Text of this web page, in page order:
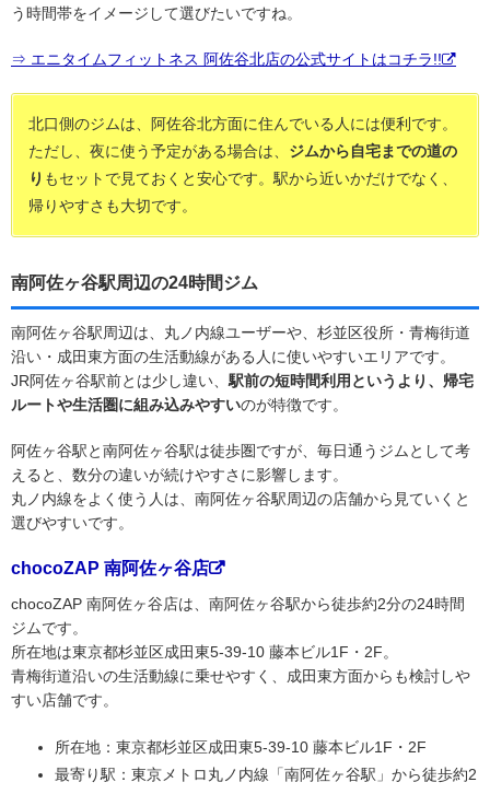
う時間帯をイメージして選びたいですね。
⇒ エニタイムフィットネス 阿佐谷北店の公式サイトはコチラ!!
北口側のジムは、阿佐谷北方面に住んでいる人には便利です。
ただし、夜に使う予定がある場合は、 ジムから自宅までの道の
り もセットで見ておくと安心です。駅から近いかだけでなく、
帰りやすさも大切です。
南阿佐ヶ谷駅周辺の24時間ジム
南阿佐ヶ谷駅周辺は、丸ノ内線ユーザーや、杉並区役所・青梅街道
沿い・成田東方面の生活動線がある人に使いやすいエリアです。
JR阿佐ヶ谷駅前とは少し違い、駅前の短時間利用というより、帰宅
ルートや生活圏に組み込みやすいのが特徴です。
阿佐ヶ谷駅と南阿佐ヶ谷駅は徒歩圏ですが、毎日通うジムとして考
えると、数分の違いが続けやすさに影響します。
丸ノ内線をよく使う人は、南阿佐ヶ谷駅周辺の店舗から見ていくと
選びやすいです。
chocoZAP 南阿佐ヶ谷店
chocoZAP 南阿佐ヶ谷店は、南阿佐ヶ谷駅から徒歩約2分の24時間
ジムです。
所在地は東京都杉並区成田東5-39-10 藤本ビル1F・2F。
青梅街道沿いの生活動線に乗せやすく、成田東方面からも検討しや
すい店舗です。
所在地：東京都杉並区成田東5-39-10 藤本ビル1F・2F
最寄り駅：東京メトロ丸ノ内線「南阿佐ヶ谷駅」から徒歩約2